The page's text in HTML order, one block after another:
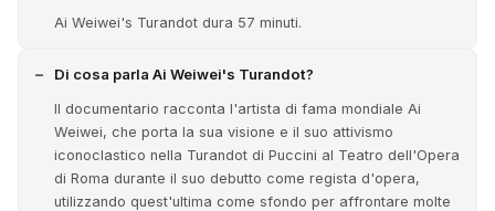
Ai Weiwei's Turandot dura 57 minuti.
Di cosa parla Ai Weiwei's Turandot?
Il documentario racconta l'artista di fama mondiale Ai
Weiwei, che porta la sua visione e il suo attivismo
iconoclastico nella Turandot di Puccini al Teatro dell'Opera
di Roma durante il suo debutto come regista d'opera,
utilizzando quest'ultima come sfondo per affrontare molte